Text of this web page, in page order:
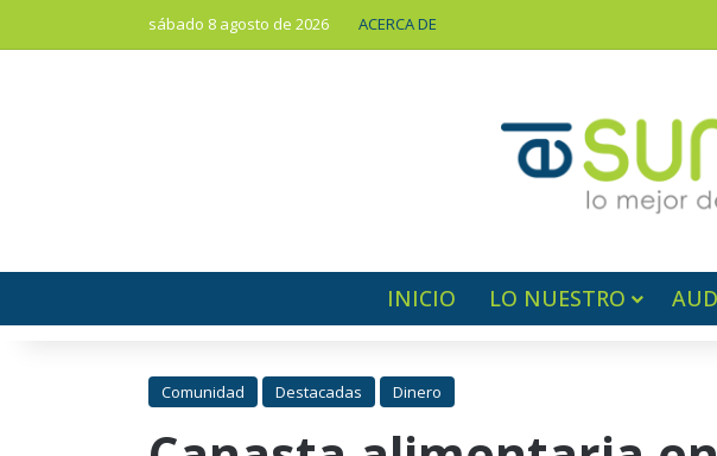
sábado 8 agosto de 2026 ACERCA DE
INICIO LO NUESTRO
Comunidad Destacadas Dinero